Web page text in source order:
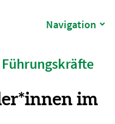
Navigation
im